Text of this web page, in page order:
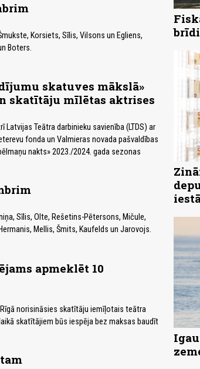
Korsiets, Sīlis, Vilsons un Egliens,
Boters.
skatuves mākslā»
skatītāju mīlētas aktrises
Teātra darbinieku savienība (LTDS) ar
fonda un Valmieras novada pašvaldības
nakts» 2023./2024. gada sezonas
Sīlis, Olte, Rešetins-Pētersons, Mičule,
Mellis, Šmits, Kaufelds un Jarovojs.
apmeklēt 10
norisināsies skatītāju iemīļotais teātra
skatītājiem būs iespēja bez maksas baudīt